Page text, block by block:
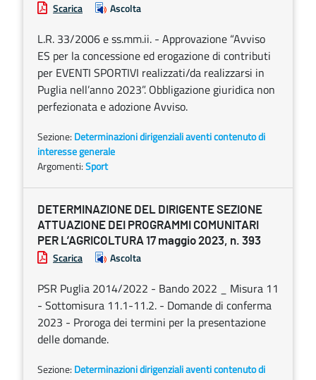
Scarica Ascolta
L.R. 33/2006 e ss.mm.ii. - Approvazione “Avviso
ES per la concessione ed erogazione di contributi
per EVENTI SPORTIVI realizzati/da realizzarsi in
Puglia nell’anno 2023”. Obbligazione giuridica non
perfezionata e adozione Avviso.
Sezione: Determinazioni dirigenziali aventi contenuto di
interesse generale
Argomenti:Sport
DETERMINAZIONE DEL DIRIGENTE SEZIONE
ATTUAZIONE DEI PROGRAMMI COMUNITARI
PER L’AGRICOLTURA 17 maggio 2023, n. 393
Scarica Ascolta
PSR Puglia 2014/2022 - Bando 2022 _ Misura 11
- Sottomisura 11.1-11.2. - Domande di conferma
2023 - Proroga dei termini per la presentazione
delle domande.
Sezione: Determinazioni dirigenziali aventi contenuto di